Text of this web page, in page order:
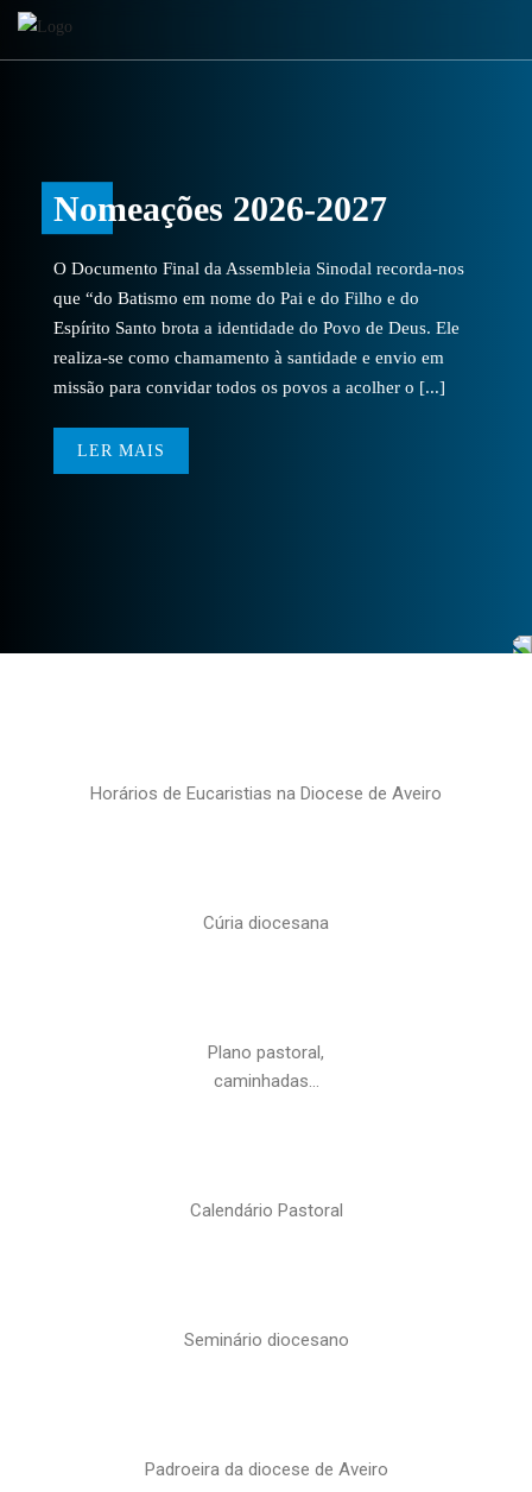
Nomeações 2026-2027
O Documento Final da Assembleia Sinodal recorda-nos
que “do Batismo em nome do Pai e do Filho e do
Espírito Santo brota a identidade do Povo de Deus. Ele
realiza-se como chamamento à santidade e envio em
missão para convidar todos os povos a acolher o [...]
LER MAIS
Horários de Eucaristias na Diocese de Aveiro
Cúria diocesana
Plano pastoral,
caminhadas…
Calendário Pastoral
Seminário diocesano
Padroeira da diocese de Aveiro